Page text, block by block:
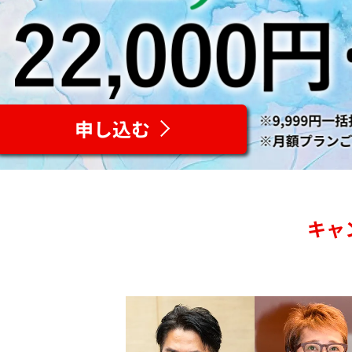
申し込む
キャ